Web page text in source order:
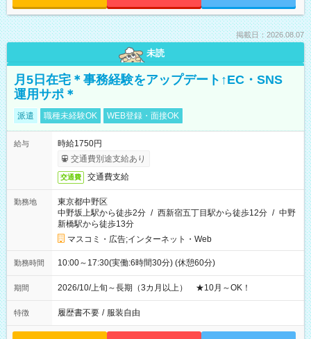
掲載日：2026.08.07
未読
月5日在宅＊事務経験をアップデート↑EC・SNS
運用サポ＊
派遣 職種未経験OK WEB登録・面接OK
給与
時給1750円
交通費別途支給あり
交通費 交通費支給
勤務地
東京都中野区
中野坂上駅から徒歩2分 / 西新宿五丁目駅から徒歩12分 / 中野
新橋駅から徒歩13分
マスコミ・広告;インターネット・Web
勤務時間 10:00～17:30(実働:6時間30分) (休憩60分)
期間 2026/10/上旬～長期（3カ月以上） ★10月～OK！
特徴 履歴書不要 / 服装自由